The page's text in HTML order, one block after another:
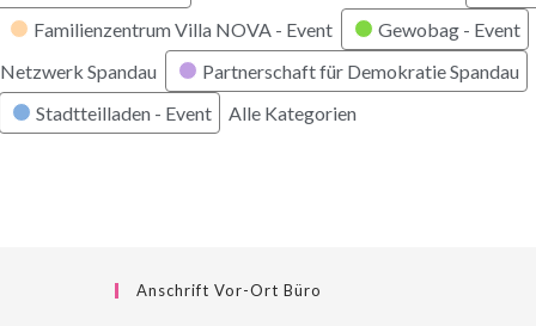
Familienzentrum Villa NOVA - Event Gewobag - Event
Netzwerk Spandau Partnerschaft für Demokratie Spandau
Stadtteilladen - Event
Alle Kategorien
Anschrift Vor-Ort Büro